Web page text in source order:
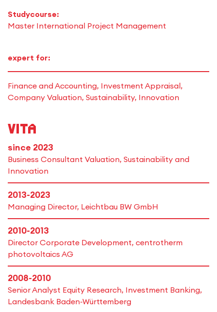
Studycourse:
Master International Project Management
expert for:
Finance and Accounting, Investment Appraisal,
Company Valuation, Sustainability, Innovation
Vita
since 2023
Business Consultant Valuation, Sustainability and
Innovation
2013-2023
Managing Director, Leichtbau BW GmbH
2010-2013
Director Corporate Development, centrotherm
photovoltaics AG
2008-2010
Senior Analyst Equity Research, Investment Banking,
Landesbank Baden-Württemberg